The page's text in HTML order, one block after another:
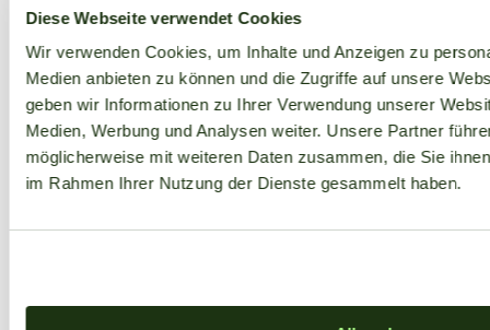
Diese Webseite verwendet Cookies
Wir verwenden Cookies, um Inhalte und Anzeigen zu
Medien anbieten zu können und die Zugriffe auf unsere
geben wir Informationen zu Ihrer Verwendung unserer
Medien, Werbung und Analysen weiter. Unsere Partner
möglicherweise mit weiteren Daten zusammen, die Sie
im Rahmen Ihrer Nutzung der Dienste gesammelt haben.